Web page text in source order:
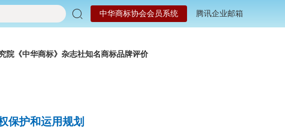
中华商标协会会员系统 腾讯企业邮箱
院 《中华商标》杂志社知名商标品牌评价
保护和运用规划